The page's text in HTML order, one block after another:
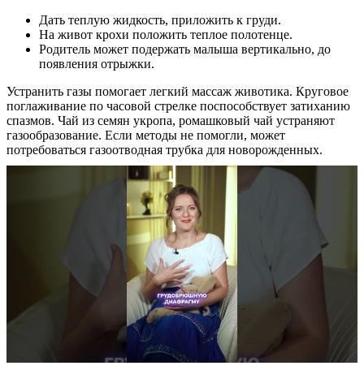
Дать теплую жидкость, приложить к груди.
На живот крохи положить теплое полотенце.
Родитель может подержать малыша вертикально, до
появления отрыжки.
Устранить газы помогает легкий массаж животика. Круговое
поглаживание по часовой стрелке поспособствует затиханию
спазмов. Чай из семян укропа, ромашковый чай устраняют
газообразование. Если методы не помогли, может
потребоваться газоотводная трубка для новорожденных.